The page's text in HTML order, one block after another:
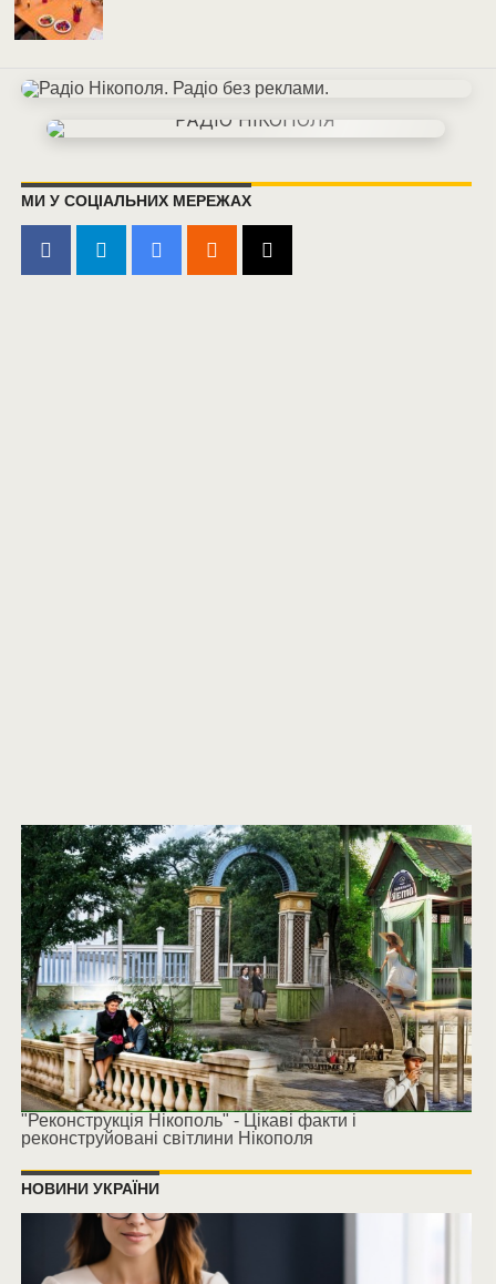
МИ У СОЦІАЛЬНИХ МЕРЕЖАХ
"Реконструкція Нікополь" - Цікаві факти і
реконструйовані світлини Нікополя
НОВИНИ УКРАЇНИ